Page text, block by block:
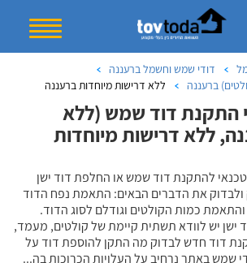
דודי שמש וחשמל ברעננה
ברעננה
ללא דרישות מיוחדות ברעננה
התקנת דוד שמש (ללא
ללא דרישות מיוחדות
טכנאי להתקנת דוד שמש או החלפת דוד ישן
ולבדוק את הדברים הבאים: התאמת נפח הדוד
כמות הקולטים וגודלם לסוג הדוד.
יש לוודא תשתית קיימת של קולטים, מעמד,
דוד חדש לבדוק מה התקן להוספת דוד על
שמש באתר נרחיב על העלויות הכרוכות בה...